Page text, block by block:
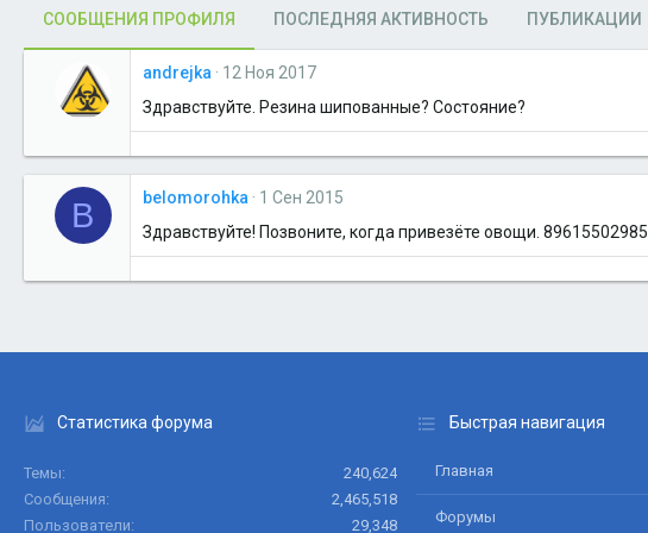
СООБЩЕНИЯ ПРОФИЛЯ ПОСЛЕДНЯЯ АКТИВНОСТЬ ПУБЛИКАЦИИ
andrejka
12 Ноя 2017
Здравствуйте. Резина шипованные? Состояние?
B belomorohka
1 Сен 2015
Здравствуйте! Позвоните, когда привезёте овощи. 89615502985
Статистика форума
Темы
240,624
Сообщения
2,465,518
Пользователи
29,348
Быстрая навигация
Главная
Форумы